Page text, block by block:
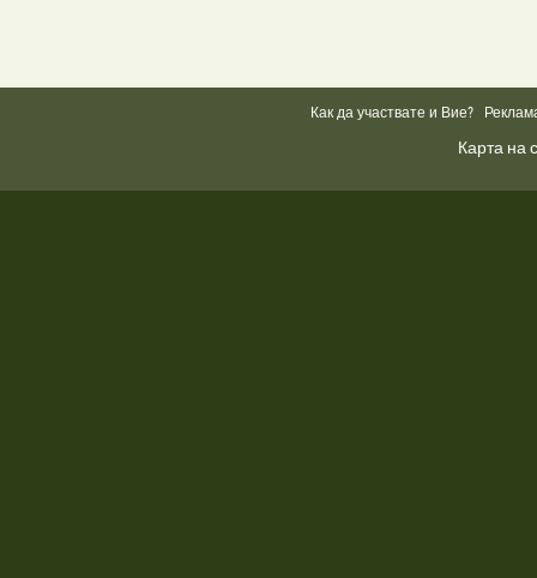
Как да участвате и Вие?
Карта на